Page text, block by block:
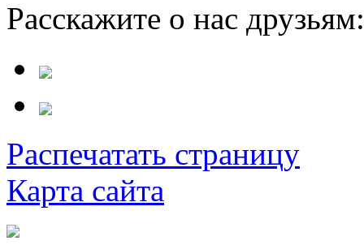
Расскажите о нас
Распечатать страницу
Карта сайта